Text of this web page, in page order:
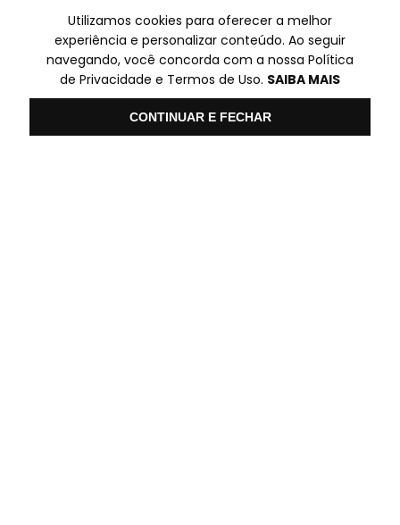
SP
✆ (11) 3014-0507
Utilizamos cookies para oferecer a melhor
experiência e personalizar conteúdo. Ao seguir
navegando, você concorda com a nossa Política
de Privacidade e Termos de Uso. SAIBA MAIS
CONTINUAR E FECHAR